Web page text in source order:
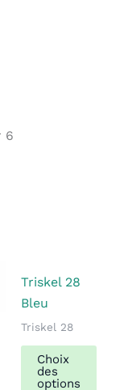
6
Triskel 28
Bleu
Triskel 28
Choix
des
options
Ce